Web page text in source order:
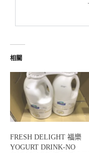
相關
FRESH DELIGHT 福樂
YOGURT DRINK-NO